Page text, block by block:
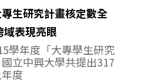
生研究計畫核定數全
域表現亮眼
學年度「大專學生研究
立中興大學共提出317
度